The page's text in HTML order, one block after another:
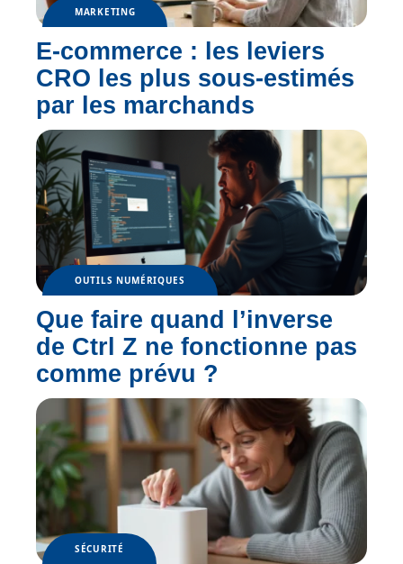
MARKETING
E-commerce : les leviers
CRO les plus sous-estimés
par les marchands
OUTILS NUMÉRIQUES
Que faire quand l’inverse
de Ctrl Z ne fonctionne pas
comme prévu ?
SÉCURITÉ